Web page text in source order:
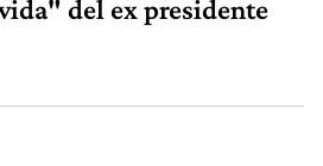
del ex presidente